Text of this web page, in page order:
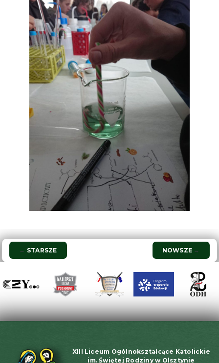
Nawigacja
wpisu
← STARSZE NOWSZE →
XIII Liceum Ogólnokształcące Katolickie
im. Świętej Rodziny w Olsztynie